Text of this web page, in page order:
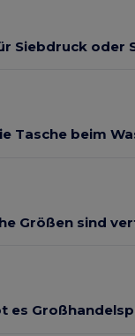
Siebdruck oder
Tasche beim
Größen sind
es